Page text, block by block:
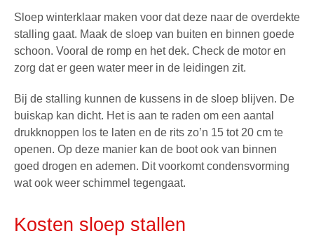
Sloep winterklaar maken voor dat deze naar de overdekte
stalling gaat. Maak de sloep van buiten en binnen goede
schoon. Vooral de romp en het dek. Check de motor en
zorg dat er geen water meer in de leidingen zit.
Bij de stalling kunnen de kussens in de sloep blijven. De
buiskap kan dicht. Het is aan te raden om een aantal
drukknoppen los te laten en de rits zo’n 15 tot 20 cm te
openen. Op deze manier kan de boot ook van binnen
goed drogen en ademen. Dit voorkomt condensvorming
wat ook weer schimmel tegengaat.
Kosten sloep stallen